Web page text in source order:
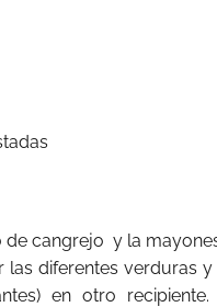
cangrejo y la
diferentes verduras
en otro